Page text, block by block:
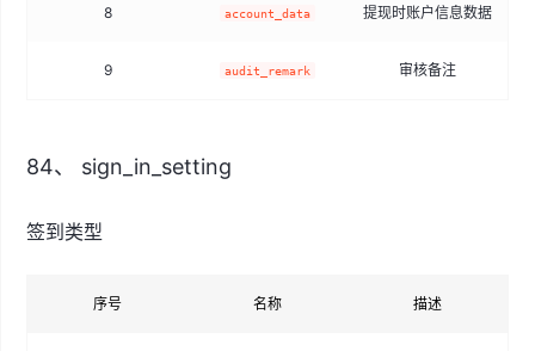
8 account_data 提现时账户信息数据
9 audit_remark 审核备注
84、 sign_in_setting
签到类型
序号 名称 描述